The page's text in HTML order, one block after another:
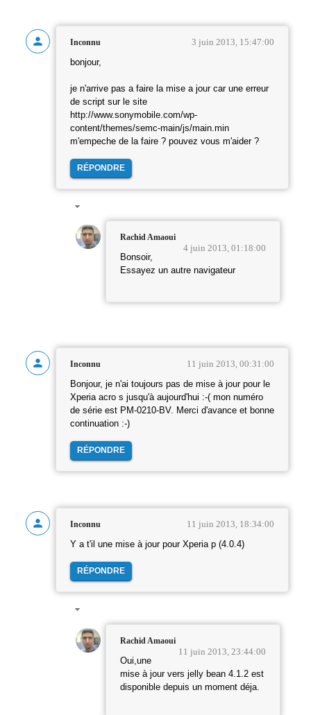
Inconnu 3 juin 2013, 15:47:00
bonjour,
je n'arrive pas a faire la mise a jour car une erreur
de script sur le site
http://www.sonymobile.com/wp-
content/themes/semc-main/js/main.min
m'empeche de la faire ? pouvez vous m'aider ?
RÉPONDRE
Rachid Amaoui
4 juin 2013, 01:18:00
Bonsoir,
Essayez un autre navigateur
Inconnu 11 juin 2013, 00:31:00
Bonjour, je n'ai toujours pas de mise à jour pour le
Xperia acro s jusqu'à aujourd'hui :-( mon numéro
de série est PM-0210-BV. Merci d'avance et bonne
continuation :-)
RÉPONDRE
Inconnu 11 juin 2013, 18:34:00
Y a t'il une mise à jour pour Xperia p (4.0.4)
RÉPONDRE
Rachid Amaoui
11 juin 2013, 23:44:00
Oui,une
mise à jour vers jelly bean 4.1.2 est
disponible depuis un moment déja.